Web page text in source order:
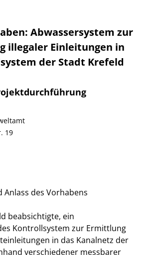
Abwassersystem zur
illegaler Einleitungen in
der Stadt Krefeld
19
Anlass des Vorhabens
beabsichtigte, ein
Kontrollsystem zur Ermittlung
in das Kanalnetz der
verschiedener messbarer